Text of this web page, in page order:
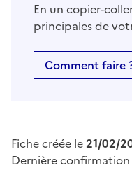
En un copier-
principales de
Comment faire
Fiche créée le21/02/
Dernière confirmation